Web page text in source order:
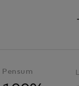
Pensum